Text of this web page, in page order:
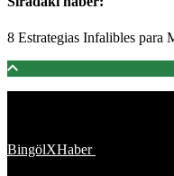
8 Estrategias Infalibles para
BingölXHaber